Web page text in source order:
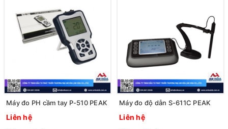
Máy đo PH cầm tay P-510 PEAK
Liên hệ
Máy đo độ dẫn S-611C PEAK
Liên hệ